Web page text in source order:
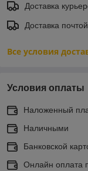
Доставка
Доставка почтой
Все условия
Условия оплаты
Наложенный
Наличными
Банковской
Онлайн оплата